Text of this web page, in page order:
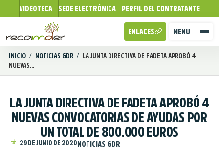
VIDEOTECA SEDE ELECTRÓNICA PERFIL DEL CONTRATANTE
MENU
ENLACES
INICIO / NOTICIAS GDR / LA JUNTA DIRECTIVA DE FADETA APROBÓ 4
NUEVAS...
LA JUNTA DIRECTIVA DE FADETA APROBÓ 4
NUEVAS CONVOCATORIAS DE AYUDAS POR
UN TOTAL DE 800.000 EUROS
29 DE JUNIO DE 2020NOTICIAS GDR